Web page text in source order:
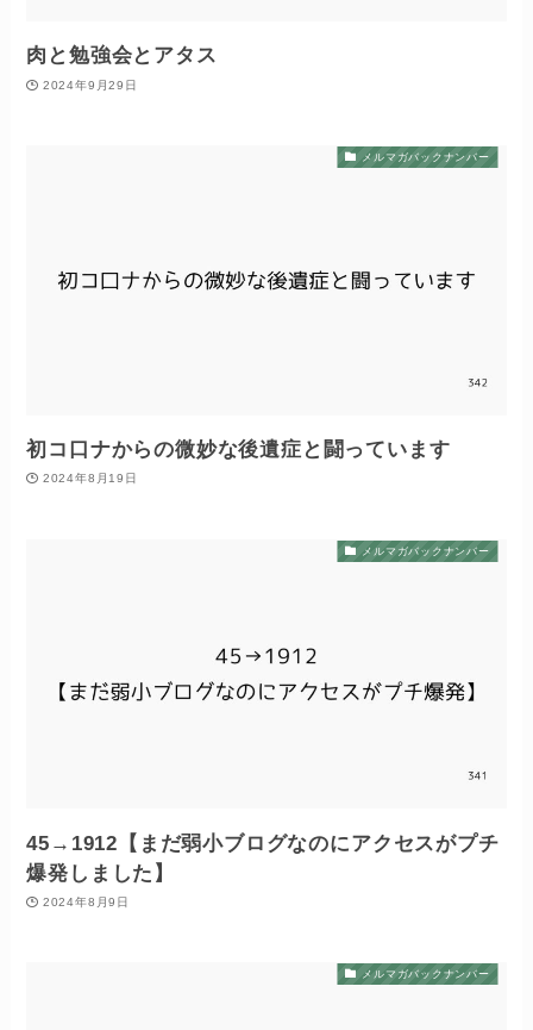
肉と勉強会とアタス
2024年9月29日
メルマガバックナンバー
初コ口ナからの微妙な後遺症と闘っています
2024年8月19日
メルマガバックナンバー
45→1912【まだ弱小ブログなのにアクセスがプチ
爆発しました】
2024年8月9日
メルマガバックナンバー